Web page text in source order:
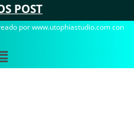
POST
por www.utophiastudio.com con